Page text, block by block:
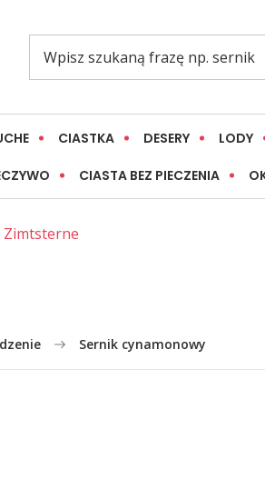
CIASTKA DESERY LODY
CIASTA BEZ PIECZENIA
Zimtsterne
Sernik cynamonowy